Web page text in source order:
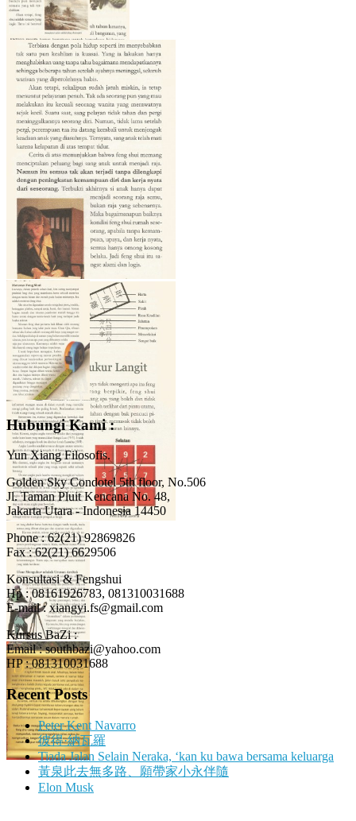
Hubungi Kami :
Yun Xiang Filosofis.
Golden Sky Condotel 5th floor, No.506
Jl. Taman Pluit Kencana No. 48,
Jakarta Utara - Indonesia 14450
Phone : 62(21) 92869826
Fax : 62(21) 6629506
Konsultasi & Fengshui
Hp : 08161926783, 081310031688
E-mail : xiangyi.fs@gmail.com
Kursus BaZi :
Email : southbazi@yahoo.com
HP : 081310031688
Recent Posts
Peter Kent Navarro
彼得·納瓦羅
Tiada Jalan Selain Neraka, ‘kan ku bawa bersama keluarga
黃泉此去無多路、願帶家小永伴隨
Elon Musk